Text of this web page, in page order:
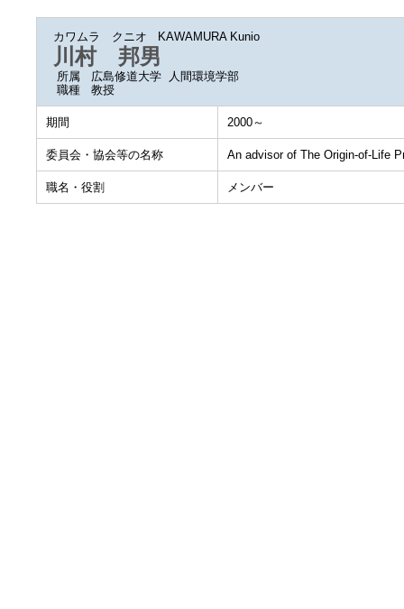
カワムラ クニオ KAWAMURA Kunio
川村 邦男
所属
広島修道大学 人間環境学部
職種
教授
期間 2000～
委員会・協会等の名称 An advisor of The Origin-of-Life
職名・役割 メンバー